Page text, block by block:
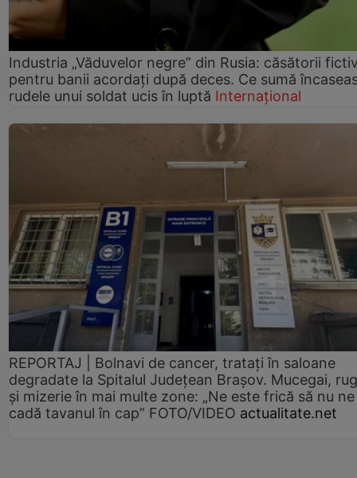
Industria „Văduvelor negre” din Rusia: căsătorii
pentru banii acordați după deces. Ce sumă
rudele unui soldat ucis în luptă Internațional
REPORTAJ | Bolnavi de cancer, tratați în saloane
degradate la Spitalul Județean Brașov. Mucegai,
și mizerie în mai multe zone: „Ne este frică să nu ne
cadă tavanul în cap” FOTO/VIDEO actualitate.net